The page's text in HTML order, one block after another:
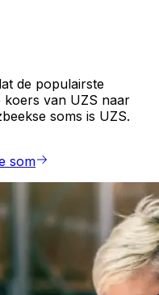
de populairste
koers van UZS naar
soms is UZS.
som